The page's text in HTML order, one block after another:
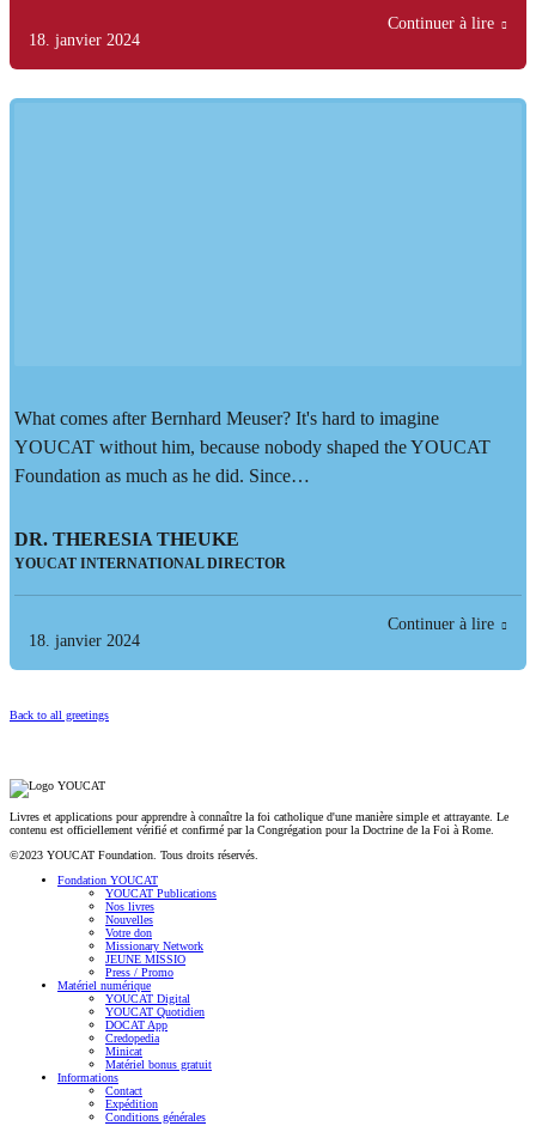
18. janvier 2024
Continuer à lire
What comes after Bernhard Meuser? It's hard to imagine
YOUCAT without him, because nobody shaped the YOUCAT
Foundation as much as he did. Since…
DR. THERESIA THEUKE
YOUCAT INTERNATIONAL DIRECTOR
18. janvier 2024
Continuer à lire
Back to all greetings
Livres et applications pour apprendre à connaître la foi catholique d'une manière simple et attrayante. Le
contenu est officiellement vérifié et confirmé par la Congrégation pour la Doctrine de la Foi à Rome.
©2023 YOUCAT Foundation. Tous droits réservés.
Fondation YOUCAT
YOUCAT Publications
Nos livres
Nouvelles
Votre don
Missionary Network
JEUNE MISSIO
Press / Promo
Matériel numérique
YOUCAT Digital
YOUCAT Quotidien
DOCAT App
Credopedia
Minicat
Matériel bonus gratuit
Informations
Contact
Expédition
Conditions générales